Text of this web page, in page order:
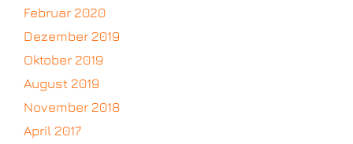
Februar 2020
Dezember 2019
Oktober 2019
August 2019
November 2018
April 2017